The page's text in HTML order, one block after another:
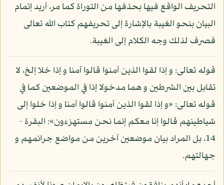
التحريف الواقع فيها بحذفها من التوراة كما مر، أريد إتمام
البيان بنحو الغيبة بالإشارة إلى تحريفهم كتاب الله تعالى
فصرف لذلك وجه الكلام إلى الغيبة.
قوله تعالى: و إذا لقوا الذين آمنوا قالوا آمنا و إذا خلا إلخ، لا
تقابل بين الشرطين و هما مدخولا إذا في الموضعين كما في
قوله تعالى: «و إذا لقوا الذين آمنوا قالوا آمنا و إذا خلوا إلى
شياطينهم قالوا إنا معكم إنما نحن مستهزءون»: البقرة -
14، بل المراد بيان موضعين آخرين من مواضع جرائمهم و
جهالتهم.